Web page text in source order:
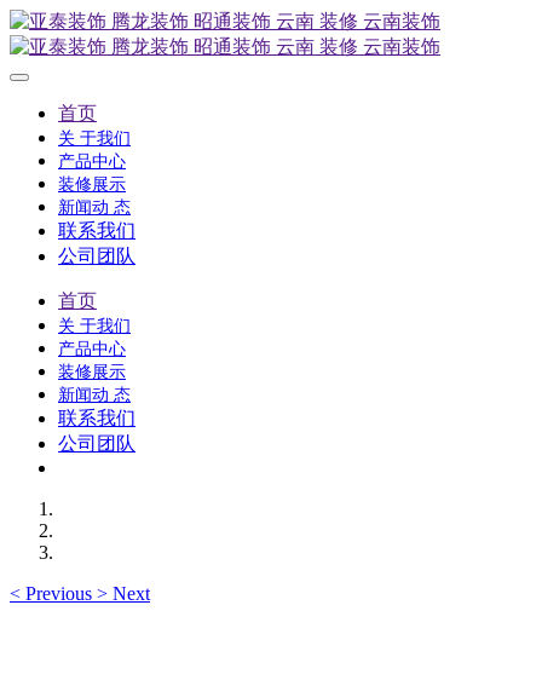
首页
关 于我们
产品中心
装修展示
新闻动 态
联系我们
公司团队
首页
关 于我们
产品中心
装修展示
新闻动 态
联系我们
公司团队
< Previous > Next